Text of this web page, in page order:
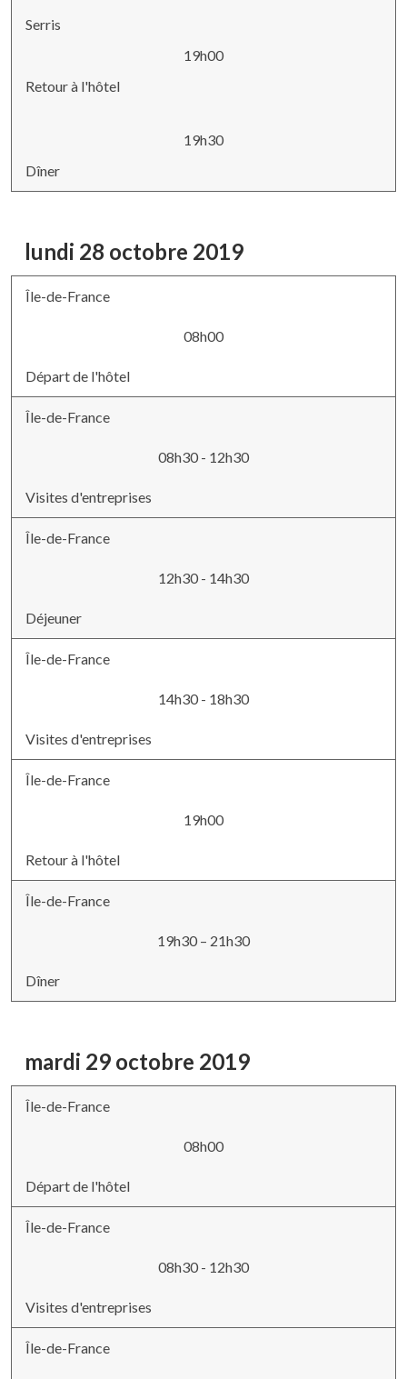
Serris
19h00
Retour à l'hôtel
19h30
Dîner
lundi 28 octobre 2019
Île-de-France
08h00
Départ de l'hôtel
Île-de-France
08h30 - 12h30
Visites d'entreprises
Île-de-France
12h30 - 14h30
Déjeuner
Île-de-France
14h30 - 18h30
Visites d'entreprises
Île-de-France
19h00
Retour à l'hôtel
Île-de-France
19h30 – 21h30
Dîner
mardi 29 octobre 2019
Île-de-France
08h00
Départ de l'hôtel
Île-de-France
08h30 - 12h30
Visites d'entreprises
Île-de-France